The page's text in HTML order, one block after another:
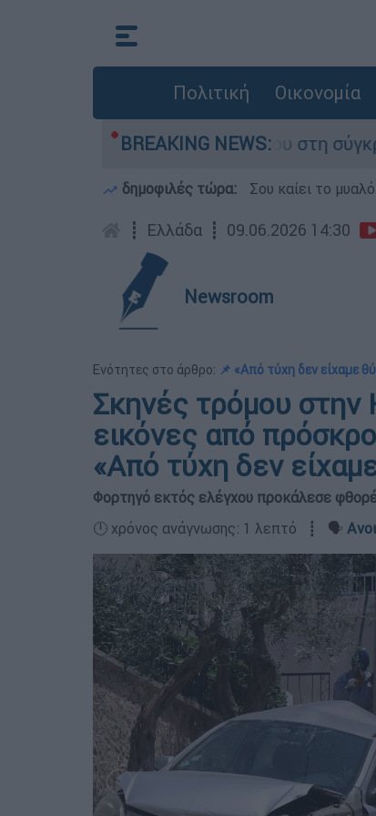
Πολιτική Οικονομία
BREAKING NEWS:
που έχασε τη ζωή του στη σύγκρουση
δημοφιλές τώρα: Σου καίει το
┋ Ελλάδα ┋ 09.06.2026 14:30
Newsroom
Ενότητες στο άρθρο: 📌 «Από τύχη δεν είχαμε
Σκηνές τρόμου στην
εικόνες από
«Από τύχη δεν
Φορτηγό εκτός ελέγχου προκάλεσε
🕛 χρόνος ανάγνωσης: 1 λεπτό ┋ 🗣️